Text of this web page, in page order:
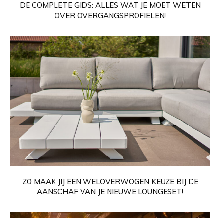
DE COMPLETE GIDS: ALLES WAT JE MOET WETEN
OVER OVERGANGSPROFIELEN!
ZO MAAK JIJ EEN WELOVERWOGEN KEUZE BIJ DE
AANSCHAF VAN JE NIEUWE LOUNGESET!